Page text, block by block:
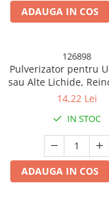
ADAUGA IN COS
126898
Pulverizator pentru
sau Alte Lichide,
Multifunctionale,
Culoare Alb
14,22 Lei
IN STOC
ADAUGA IN COS